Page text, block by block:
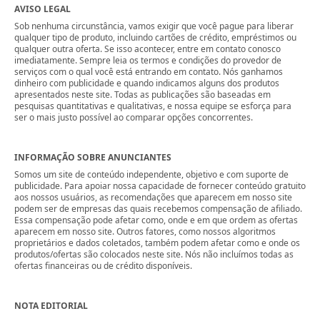
AVISO LEGAL
Sob nenhuma circunstância, vamos exigir que você pague para liberar
qualquer tipo de produto, incluindo cartões de crédito, empréstimos ou
qualquer outra oferta. Se isso acontecer, entre em contato conosco
imediatamente. Sempre leia os termos e condições do provedor de
serviços com o qual você está entrando em contato. Nós ganhamos
dinheiro com publicidade e quando indicamos alguns dos produtos
apresentados neste site. Todas as publicações são baseadas em
pesquisas quantitativas e qualitativas, e nossa equipe se esforça para
ser o mais justo possível ao comparar opções concorrentes.
INFORMAÇÃO SOBRE ANUNCIANTES
Somos um site de conteúdo independente, objetivo e com suporte de
publicidade. Para apoiar nossa capacidade de fornecer conteúdo gratuito
aos nossos usuários, as recomendações que aparecem em nosso site
podem ser de empresas das quais recebemos compensação de afiliado.
Essa compensação pode afetar como, onde e em que ordem as ofertas
aparecem em nosso site. Outros fatores, como nossos algoritmos
proprietários e dados coletados, também podem afetar como e onde os
produtos/ofertas são colocados neste site. Nós não incluímos todas as
ofertas financeiras ou de crédito disponíveis.
NOTA EDITORIAL